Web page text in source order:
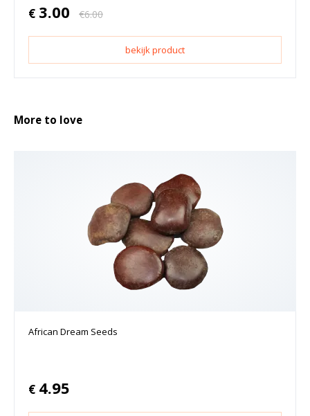
€ 3.00 €6.00
bekijk product
More to love
African Dream Seeds
€ 4.95